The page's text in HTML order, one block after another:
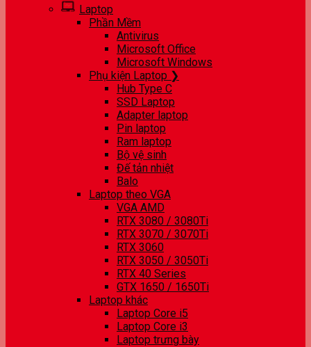
Laptop
Phần Mềm
Antivirus
Microsoft Office
Microsoft Windows
Phụ kiện Laptop ❯
Hub Type C
SSD Laptop
Adapter laptop
Pin laptop
Ram laptop
Bộ vệ sinh
Đế tản nhiệt
Balo
Laptop theo VGA
VGA AMD
RTX 3080 / 3080Ti
RTX 3070 / 3070Ti
RTX 3060
RTX 3050 / 3050Ti
RTX 40 Series
GTX 1650 / 1650Ti
Laptop khác
Laptop Core i5
Laptop Core i3
Laptop trưng bày